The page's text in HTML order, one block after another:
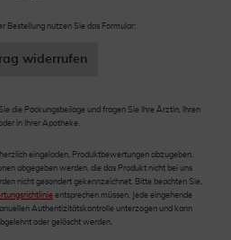
Bestellung nutzen Sie das Formular:
widerrufen
die Packungsbeilage und fragen Sie Ihre Ärztin, Ihren
in Ihrer Apotheke.
eingeladen, Produktbewertungen abzugeben.
abgegeben werden, die das Produkt nicht bei uns
nicht gesondert gekennzeichnet. Bitte beachten Sie,
entsprechen müssen. Jede eingehende
Authentizitätskontrolle unterzogen und kann
oder gelöscht werden.